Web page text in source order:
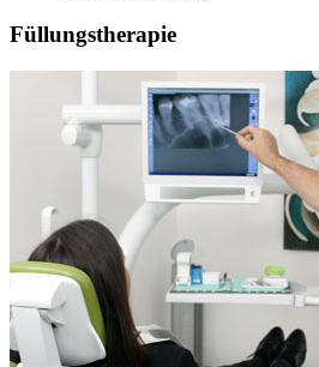
Füllungstherapie